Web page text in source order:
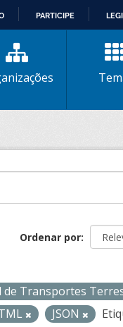
PARTICIPE
Ordenar por
de Transportes
JSON